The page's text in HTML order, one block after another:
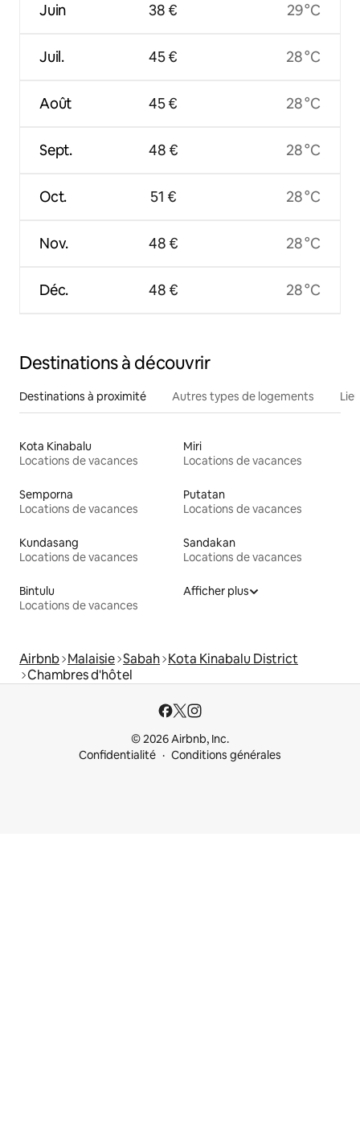
Juin
Juil.
Août
Sept.
Oct.
Nov.
Déc.
38 €
45 €
45 €
48 €
51 €
48 €
48 €
29 °C
28 °C
28 °C
28 °C
28 °C
28 °C
28 °C
Destinations à découvrir
Destinations à proximité Autres types de logements
Kota Kinabalu
Locations de vacances
Miri
Locations de vacances
Semporna
Locations de vacances
Putatan
Locations de vacances
Kundasang
Locations de vacances
Sandakan
Locations de vacances
Bintulu
Locations de vacances
Afficher plus
Airbnb Malaisie Sabah Kota Kinabalu District
Chambres d'hôtel
© 2026 Airbnb, Inc.
Confidentialité
Conditions générales